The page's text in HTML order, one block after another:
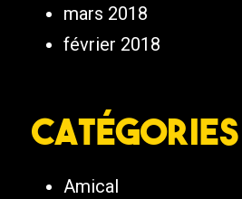
mars 2018
février 2018
Catégories
Amical